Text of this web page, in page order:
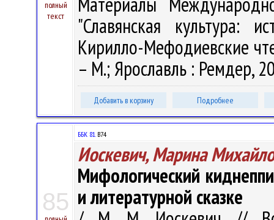
полный
текст
"Славянская культура:
Кирилло-Мефодиевские
– М.; Ярославль : Ремдер,
Добавить в корзину Подробнее
85
ББК 81.В74
Иоскевич, Марина
Мифологический
и литературной сказке